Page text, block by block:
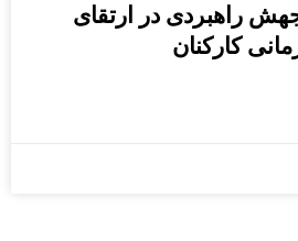
راهبردی در ارتقای
کارکنان